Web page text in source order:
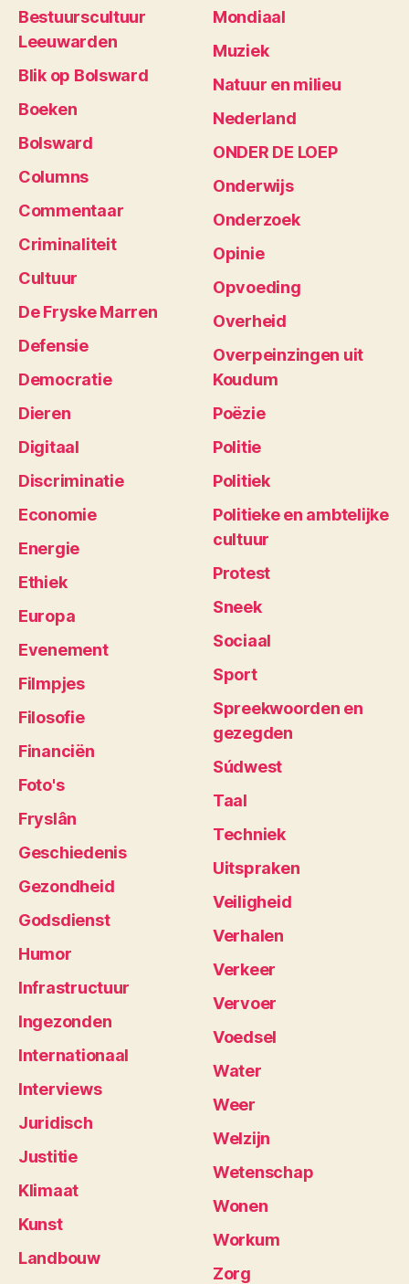
Bestuurscultuur
Leeuwarden
Blik op Bolsward
Boeken
Bolsward
Columns
Commentaar
Criminaliteit
Cultuur
De Fryske Marren
Defensie
Democratie
Dieren
Digitaal
Discriminatie
Economie
Energie
Ethiek
Europa
Evenement
Filmpjes
Filosofie
Financiën
Foto's
Fryslân
Geschiedenis
Gezondheid
Godsdienst
Humor
Infrastructuur
Ingezonden
Internationaal
Interviews
Juridisch
Justitie
Klimaat
Kunst
Landbouw
Mondiaal
Muziek
Natuur en milieu
Nederland
ONDER DE LOEP
Onderwijs
Onderzoek
Opinie
Opvoeding
Overheid
Overpeinzingen uit
Koudum
Poëzie
Politie
Politiek
Politieke en ambtelijke
cultuur
Protest
Sneek
Sociaal
Sport
Spreekwoorden en
gezegden
Súdwest
Taal
Techniek
Uitspraken
Veiligheid
Verhalen
Verkeer
Vervoer
Voedsel
Water
Weer
Welzijn
Wetenschap
Wonen
Workum
Zorg